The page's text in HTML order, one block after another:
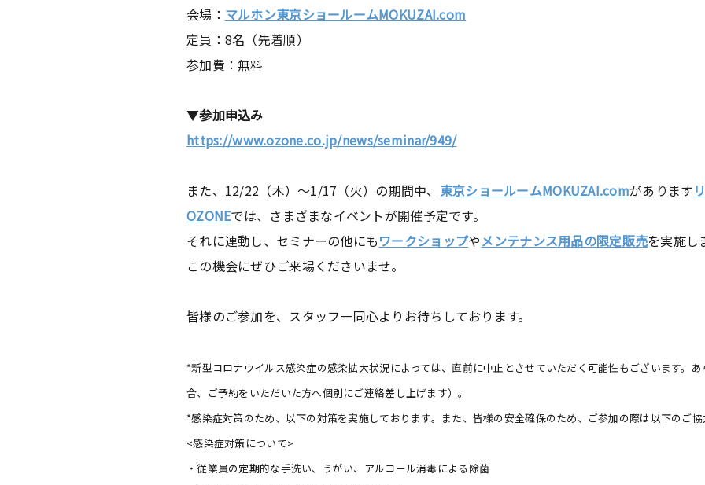
会場： マルホン東京ショールームMOKUZAI.com
定員：8名（先着順）
参加費：無料
▼参加申込み
https://www.ozone.co.jp/news/seminar/949/
また、12/22（木）〜1/17（火）の期間中、 東京ショールームMOKUZAI.comがあります
OZONEでは、さまざまなイベントが開催予定です。
それに連動し、セミナーの他にもワークショップやメンテナンス用品の限定販売を実施し
この機会にぜひご来場くださいませ。
皆様のご参加を、スタッフ一同心よりお待ちしております。
*新型コロナウイルス感染症の感染拡大状況によっては、直前に中止とさせていただく可能性もございます。
合、ご予約をいただいた方へ個別にご連絡差し上げます）。
*感染症対策のため、以下の対策を実施しております。また、皆様の安全確保のため、ご参加の際は以下のご協
<感染症対策について>
・従業員の定期的な手洗い、うがい、アルコール消毒による除菌